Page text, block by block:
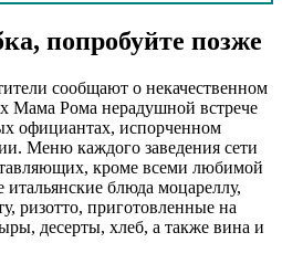
попробуйте позже
сообщают о некачественном
Мама Рома нерадушной встрече
официантах, испорченном
Меню каждого заведения сети
кроме всеми любимой
блюда моцареллу,
ризотто, приготовленные на
десерты, хлеб, а также вина и